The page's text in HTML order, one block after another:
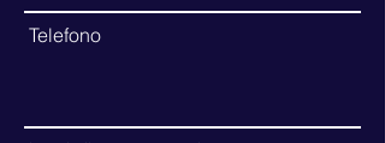
Telefono